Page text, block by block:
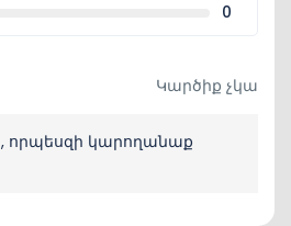
0
Կարծիք չկա
, որպեսզի կարողանաք